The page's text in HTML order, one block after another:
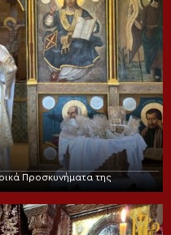
Προσκυνήματα της